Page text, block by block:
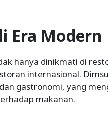
Era Modern
hanya dinikmati di
internasional.
gastronomi, yang
makanan.